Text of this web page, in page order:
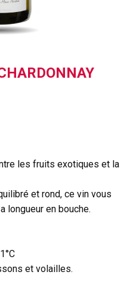
les fruits exotiques et la
et rond, ce vin vous
longueur en bouche.
et volailles.